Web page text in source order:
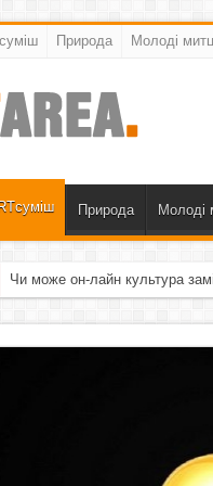
Природа Молоді
Природа Молоді
Чи може он-лайн культура